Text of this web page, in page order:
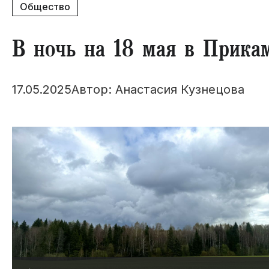
Общество
​В ночь на 18 мая в
17.05.2025Автор: Анастасия Кузнецова